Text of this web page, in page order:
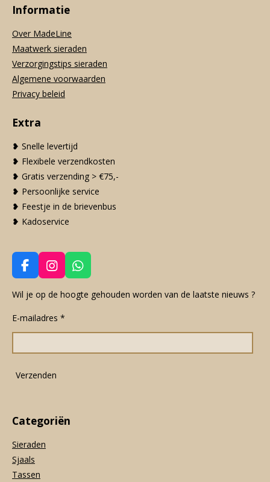
Informatie
Over MadeLine
Maatwerk sieraden
Verzorgingstips sieraden
Algemene voorwaarden
Privacy beleid
Extra
❥ Snelle levertijd
❥ Flexibele verzendkosten
❥ Gratis verzending > €75,-
❥ Persoonlijke service
❥ Feestje in de brievenbus
❥ Kadoservice
F
a
c
b
o
I
n
s
a
g
m
W
h
a
A
Wil je op de hoogte gehouden worden van de laatste nieuws ?
E-mailadres *
Verzenden
Categoriën
Sieraden
Sjaals
Tassen